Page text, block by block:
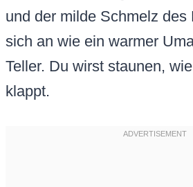
und der milde Schmelz des
sich an wie ein warmer
Teller. Du wirst staunen,
klappt.